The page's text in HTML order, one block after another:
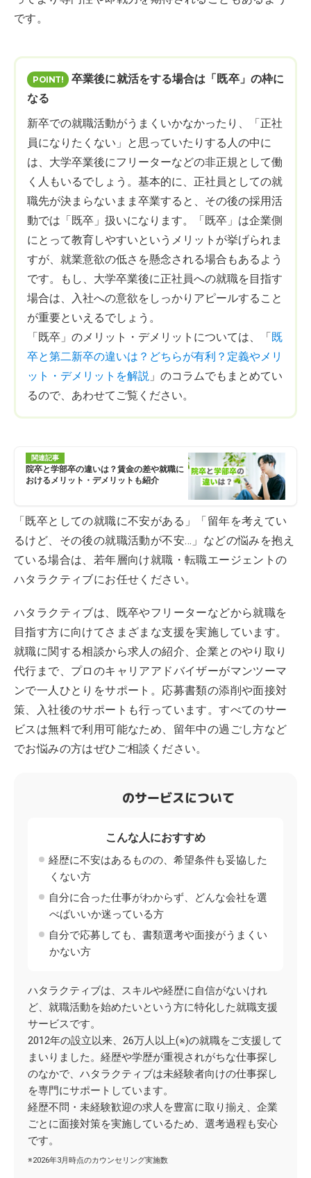
です。
卒業後に就活をする場合は「既卒」の枠に
なる
新卒での就職活動がうまくいかなかったり、「正社
員になりたくない」と思っていたりする人の中に
は、大学卒業後にフリーターなどの非正規として働
く人もいるでしょう。基本的に、正社員としての就
職先が決まらないまま卒業すると、その後の採用活
動では「既卒」扱いになります。「既卒」は企業側
にとって教育しやすいというメリットが挙げられま
すが、就業意欲の低さを懸念される場合もあるよう
です。もし、大学卒業後に正社員への就職を目指す
場合は、入社への意欲をしっかりアピールすること
が重要といえるでしょう。
「既卒」のメリット・デメリットについては、「既
卒と第二新卒の違いは？どちらが有利？定義やメリ
ット・デメリットを解説 」のコラムでもまとめてい
るので、あわせてご覧ください。
関連記事
院卒と学部卒の違いは？賃金の差や就職に
おけるメリット・デメリットも紹介
「既卒としての就職に不安がある」「留年を考えてい
るけど、その後の就職活動が不安…」などの悩みを抱え
ている場合は、若年層向け就職・転職エージェントの
ハタラクティブにお任せください。
ハタラクティブは、既卒やフリーターなどから就職を
目指す方に向けてさまざまな支援を実施しています。
就職に関する相談から求人の紹介、企業とのやり取り
代行まで、プロのキャリアアドバイザーがマンツーマ
ンで一人ひとりをサポート。応募書類の添削や面接対
策、入社後のサポートも行っています。すべてのサー
ビスは無料で利用可能なため、留年中の過ごし方など
でお悩みの方はぜひご相談ください。
のサービスについて
こんな人におすすめ
経歴に不安はあるものの、希望条件も妥協した
くない方
自分に合った仕事がわからず、どんな会社を選
べばいいか迷っている方
自分で応募しても、書類選考や面接がうまくい
かない方
ハタラクティブは、スキルや経歴に自信がないけれ
ど、就職活動を始めたいという方に特化した就職支援
サービスです。
2012年の設立以来、26万人以上(※)の就職をご支援して
まいりました。経歴や学歴が重視されがちな仕事探し
のなかで、ハタラクティブは未経験者向けの仕事探し
を専門にサポートしています。
経歴不問・未経験歓迎の求人を豊富に取り揃え、企業
ごとに面接対策を実施しているため、選考過程も安心
です。
※2026年3月時点のカウンセリング実施数